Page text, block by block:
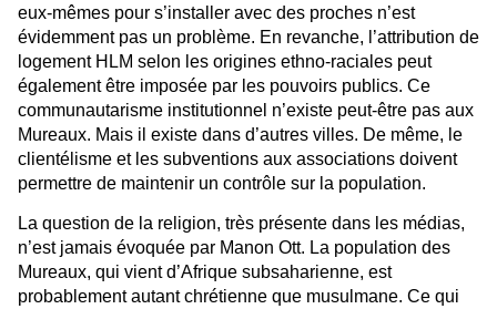
eux-mêmes pour s’installer avec des proches n’est
évidemment pas un problème. En revanche, l’attribution de
logement HLM selon les origines ethno-raciales peut
également être imposée par les pouvoirs publics. Ce
communautarisme institutionnel n’existe peut-être pas aux
Mureaux. Mais il existe dans d’autres villes. De même, le
clientélisme et les subventions aux associations doivent
permettre de maintenir un contrôle sur la population.
La question de la religion, très présente dans les médias,
n’est jamais évoquée par Manon Ott. La population des
Mureaux, qui vient d’Afrique subsaharienne, est
probablement autant chrétienne que musulmane. Ce qui